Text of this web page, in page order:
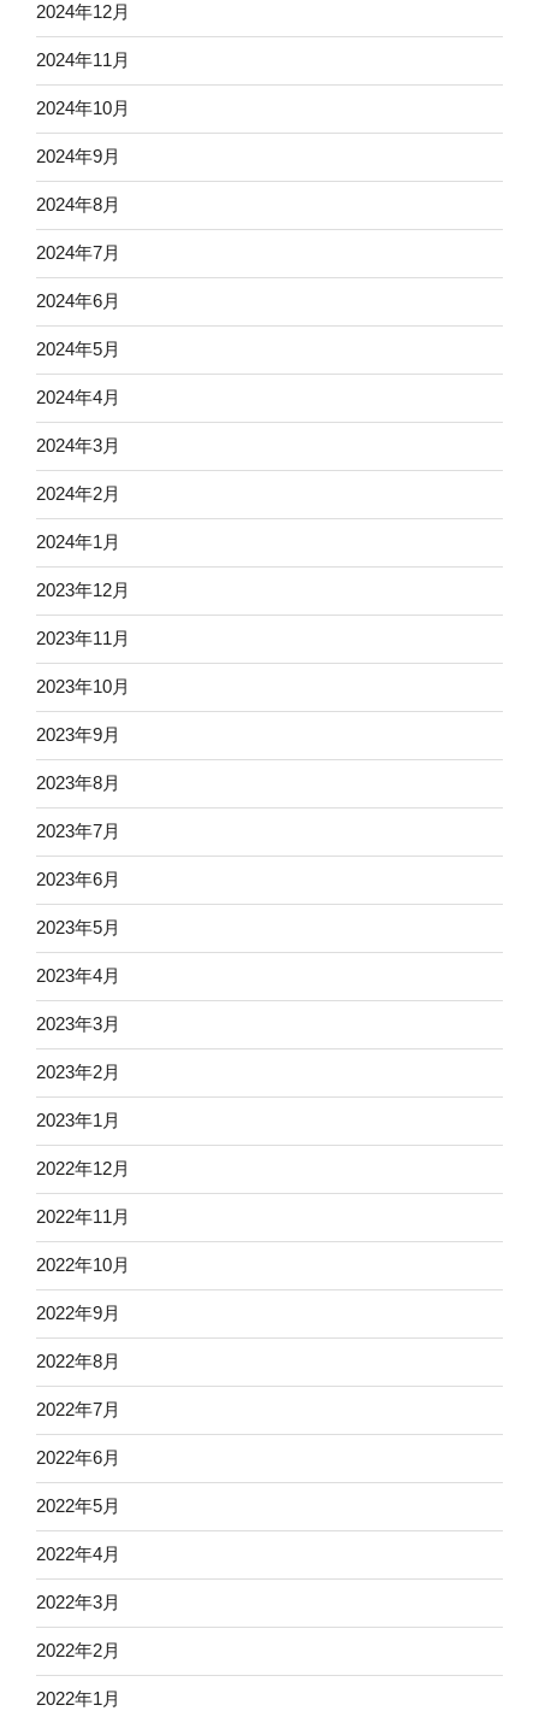
2024年12月
2024年11月
2024年10月
2024年9月
2024年8月
2024年7月
2024年6月
2024年5月
2024年4月
2024年3月
2024年2月
2024年1月
2023年12月
2023年11月
2023年10月
2023年9月
2023年8月
2023年7月
2023年6月
2023年5月
2023年4月
2023年3月
2023年2月
2023年1月
2022年12月
2022年11月
2022年10月
2022年9月
2022年8月
2022年7月
2022年6月
2022年5月
2022年4月
2022年3月
2022年2月
2022年1月